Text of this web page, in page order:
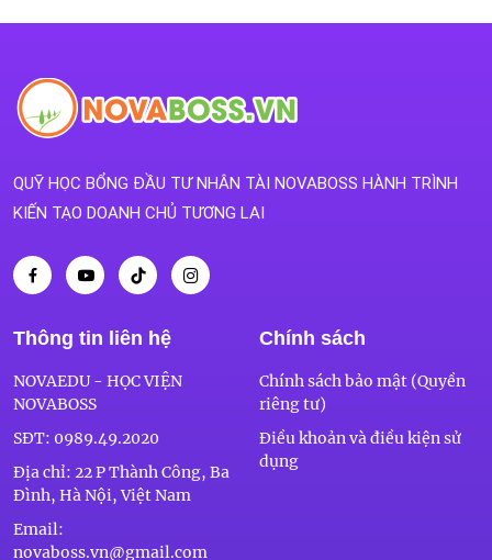
QUỸ HỌC BỔNG ĐẦU TƯ NHÂN TÀI NOVABOSS HÀNH TRÌNH
KIẾN TẠO DOANH CHỦ TƯƠNG LAI
Thông tin liên hệ
NOVAEDU - HỌC VIỆN
NOVABOSS
SĐT: 0989.49.2020
Địa chỉ: 22 P Thành Công, Ba
Đình, Hà Nội, Việt Nam
Email:
novaboss.vn@gmail.com
Chính sách
Chính sách bảo mật (Quyền
riêng tư)
Điều khoản và điều kiện sử
dụng